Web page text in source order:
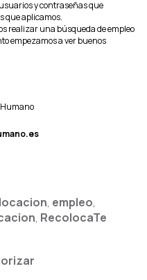
y contraseñas que
que aplicamos.
realizar una búsqueda de empleo
empezamos a ver buenos
, empleo,
, RecolocaTe